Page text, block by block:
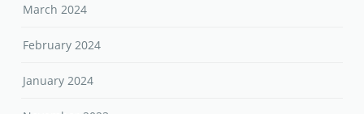
March 2024
February 2024
January 2024